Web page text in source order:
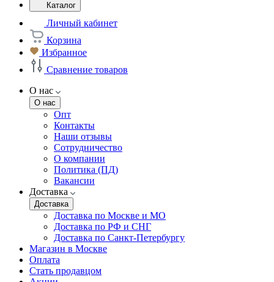
Каталог
Личный кабинет
Корзина
Избранное
Сравнение товаров
О нас
О нас
Опт
Контакты
Наши отзывы
Сотрудничество
О компании
Политика (ПД)
Вакансии
Доставка
Доставка
Доставка по Москве и МО
Доставка по РФ и СНГ
Доставка по Санкт-Петербургу
Магазин в Москве
Оплата
Стать продавцом